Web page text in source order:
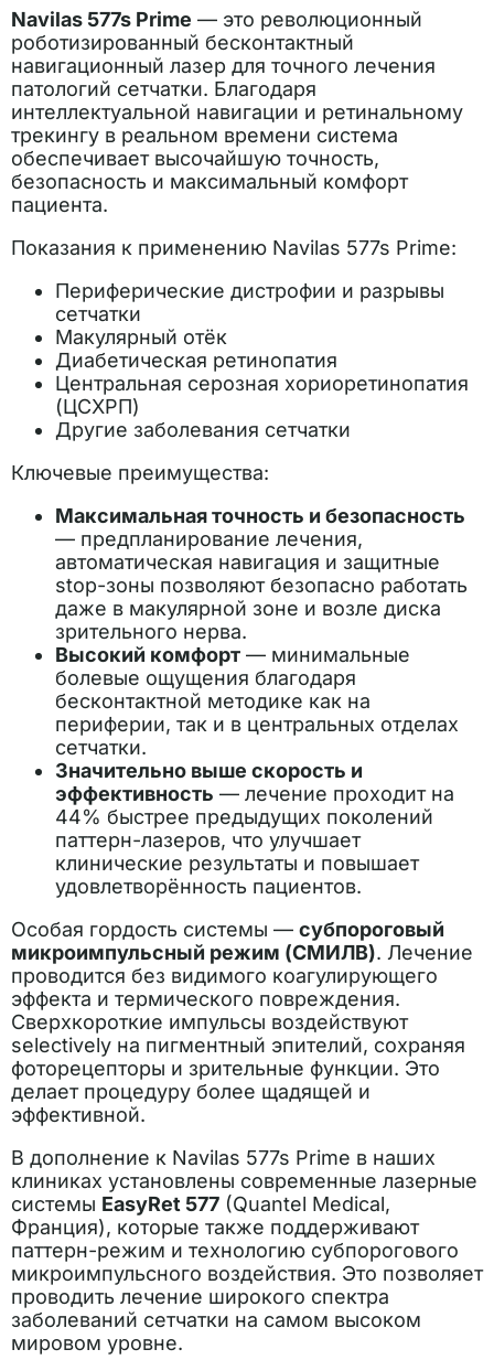
Navilas 577s Prime — это революционный
роботизированный бесконтактный
навигационный лазер для точного лечения
патологий сетчатки. Благодаря
интеллектуальной навигации и ретинальному
трекингу в реальном времени система
обеспечивает высочайшую точность,
безопасность и максимальный комфорт
пациента.
Показания к применению Navilas 577s Prime:
Периферические дистрофии и разрывы
сетчатки
Макулярный отёк
Диабетическая ретинопатия
Центральная серозная хориоретинопатия
(ЦСХРП)
Другие заболевания сетчатки
Ключевые преимущества:
Максимальная точность и безопасность
— предпланирование лечения,
автоматическая навигация и защитные
stop-зоны позволяют безопасно работать
даже в макулярной зоне и возле диска
зрительного нерва.
Высокий комфорт — минимальные
болевые ощущения благодаря
бесконтактной методике как на
периферии, так и в центральных отделах
сетчатки.
Значительно выше скорость и
эффективность — лечение проходит на
44% быстрее предыдущих поколений
паттерн-лазеров, что улучшает
клинические результаты и повышает
удовлетворённость пациентов.
Особая гордость системы — субпороговый
микроимпульсный режим (СМИЛВ). Лечение
проводится без видимого коагулирующего
эффекта и термического повреждения.
Сверхкороткие импульсы воздействуют
selectively на пигментный эпителий, сохраняя
фоторецепторы и зрительные функции. Это
делает процедуру более щадящей и
эффективной.
В дополнение к Navilas 577s Prime в наших
клиниках установлены современные лазерные
системы EasyRet 577 (Quantel Medical,
Франция), которые также поддерживают
паттерн-режим и технологию субпорогового
микроимпульсного воздействия. Это позволяет
проводить лечение широкого спектра
заболеваний сетчатки на самом высоком
мировом уровне.